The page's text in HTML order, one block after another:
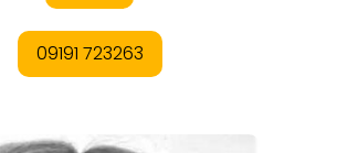
REGIONEN
ORTE